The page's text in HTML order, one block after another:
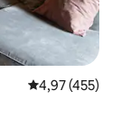
Vidutinis
4,97 (455)